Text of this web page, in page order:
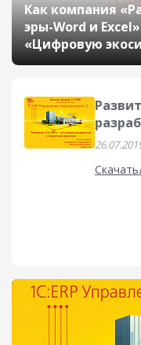
Как компания
эры-Word и
«Цифровую
Скачать